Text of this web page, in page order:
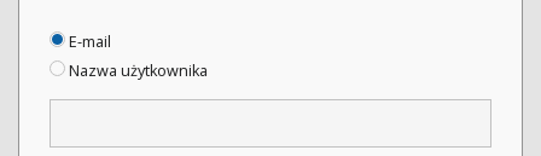
E-mail
Nazwa użytkownika